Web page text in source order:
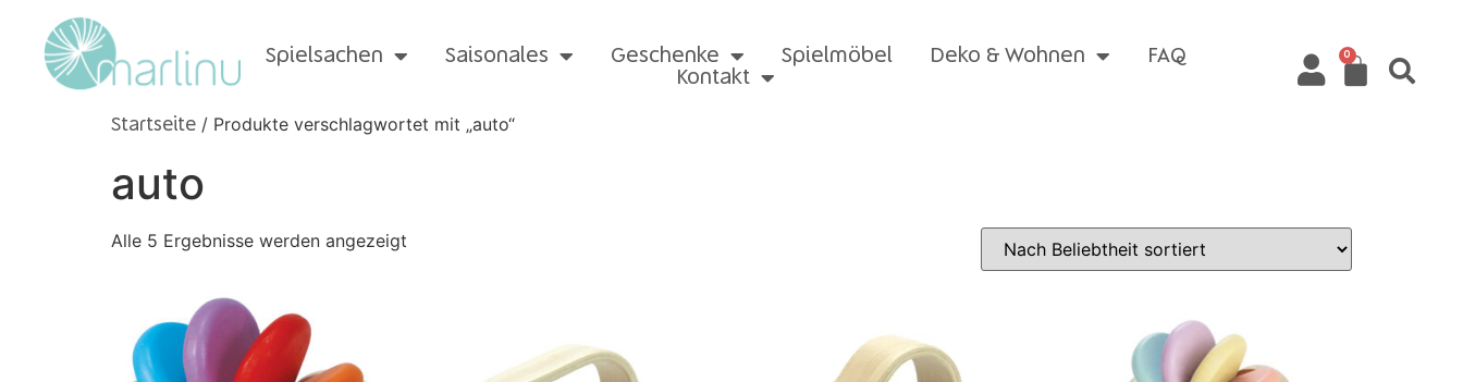
Spielsachen Saisonales Geschenke Spielmöbel Deko & Wohnen
FAQ
Kontakt
0
Startseite / Produkte verschlagwortet mit „auto“
auto
Alle 5 Ergebnisse werden angezeigt